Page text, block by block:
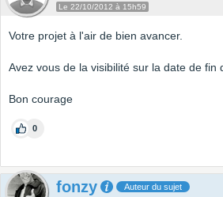
Le 22/10/2012 à 15h59
Votre projet à l'air de bien avancer.
Avez vous de la visibilité sur la date de fin
Bon courage
0
fonzy Auteur du sujet